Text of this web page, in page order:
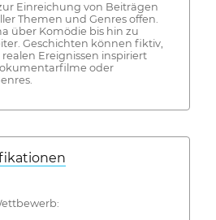
Einreichung von Beiträgen
Themen und Genres offen.
über Komödie bis hin zu
Geschichten können fiktiv,
Ereignissen inspiriert
oder